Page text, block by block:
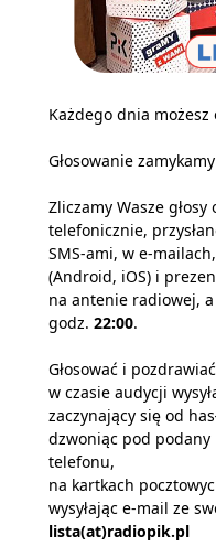
Każdego dnia możesz
Głosowanie
Zliczamy Wasze
telefonicznie,
SMS-ami, w e-
(Android, iOS) i
na antenie radiowej,
godz. 22:00.
Głosować i
w czasie audycji
zaczynający się od
dzwoniąc pod
telefonu,
na kartkach
wysyłając e-mail ze
lista(at)radiopik.pl